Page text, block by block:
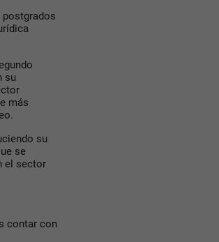
postgrados
su
más
su
se
el sector
contar con